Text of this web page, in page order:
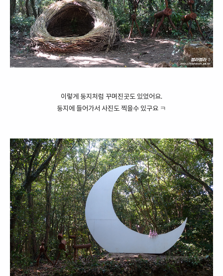
이렇게 둥지처럼 꾸며진곳도 있었어요.
둥지에 들어가서 사진도 찍을수 있구요 ㅋ